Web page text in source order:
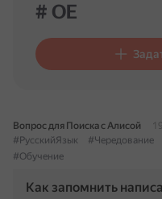
# ОЕ
Вопрос для Поиска с Алисой
#РусскийЯзык
#Чередование
#Обучение
Как запомнить